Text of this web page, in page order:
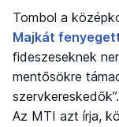
Tombol a
Majkát
fideszeseknek
mentősökre
szervkereskedők”.
Az MTI azt írja,